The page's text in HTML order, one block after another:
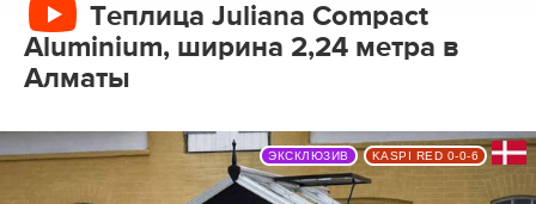
Теплица Juliana Compact
Aluminium, ширина 2,24 метра в
Алматы
ЭКСКЛЮЗИВ KASPI RED 0-0-6